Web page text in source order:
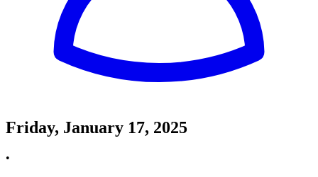
Friday, January 17, 2025
•